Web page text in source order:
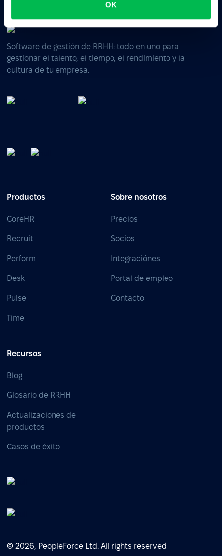
OK
Software de gestión de RRHH: todo en uno para
gestionar el talento, el tiempo, el rendimiento y la
cultura de tu empresa.
Productos
CoreHR
Recruit
Perform
Desk
Pulse
Time
Sobre nosotros
Precios
Socios
Integraciónes
Portal de empleo
Contacto
Recursos
Blog
Glosario de RRHH
Actualizaciones de
productos
Casos de éxito
© 2026, PeopleForce Ltd. All rights reserved